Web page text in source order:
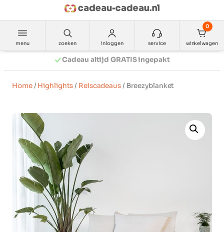
inhoud
menu zoeken inloggen service
0
winkelwagen
Ruilen Mag
Home/ Highlights/ Reiscadeaus/ Breezyblanket